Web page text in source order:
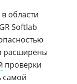
области
Softlab
расширены
проверки
самой